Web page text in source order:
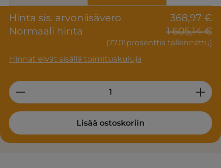
Hinta sis. arvonlisävero
368,97 €
Normaali hinta
1 605,14 €
(77.01prosenttia tallennettu)
Hinnat eivät sisällä toimituskuluja
Product Quantity: Enter the desired
Lisää ostoskoriin